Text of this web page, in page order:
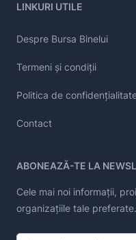
LINKURI UTILE
Despre Bursa Binelui
Termeni și condiții
Politica de
Contact
ABONEAZĂ-TE LA
Cele mai noi informații,
organizațiile tale preferate.